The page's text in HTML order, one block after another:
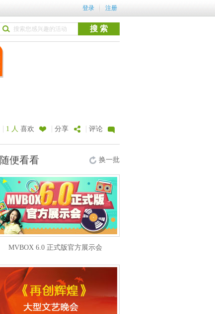
登录 注册
| 1 人 喜欢 | 分享 | 评论
随便看看 换一批
MVBOX 6.0 正式版官方展示会